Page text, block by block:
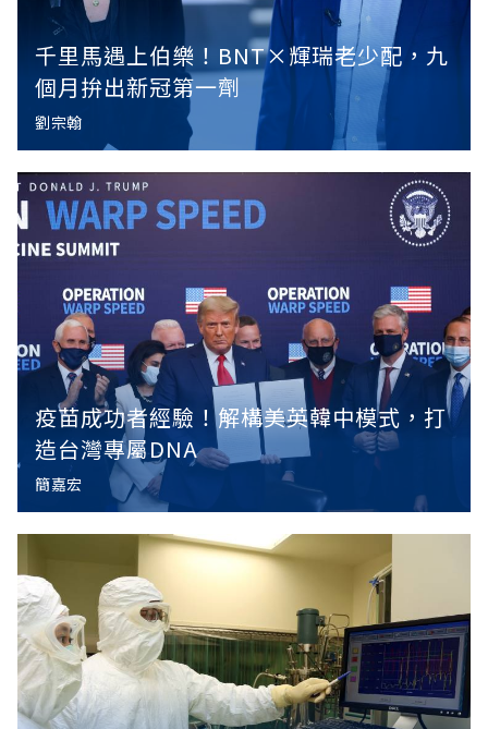
千里馬遇上伯樂！BNT×輝瑞老少配，九
個月拚出新冠第一劑
劉宗翰
疫苗成功者經驗！解構美英韓中模式，打
造台灣專屬DNA
簡嘉宏